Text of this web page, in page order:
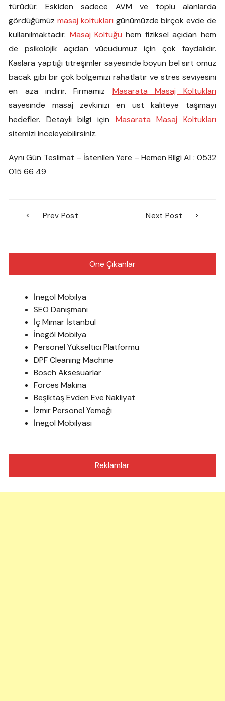
türüdür. Eskiden sadece AVM ve toplu alanlarda
gördüğümüz masaj koltukları günümüzde birçok evde de
kullanılmaktadır. Masaj Koltuğu hem fiziksel açıdan hem
de psikolojik açıdan vücudumuz için çok faydalıdır.
Kaslara yaptığı titreşimler sayesinde boyun bel sırt omuz
bacak gibi bir çok bölgemizi rahatlatır ve stres seviyesini
en aza indirir. Firmamız Masarata Masaj Koltukları
sayesinde masaj zevkinizi en üst kaliteye taşımayı
hedefler. Detaylı bilgi için Masarata Masaj Koltukları
sitemizi inceleyebilirsiniz.
Aynı Gün Teslimat – İstenilen Yere – Hemen Bilgi Al : 0532
015 66 49
gezinmesi
Prev Post Next Post
Öne Çıkanlar
İnegöl Mobilya
SEO Danışmanı
İç Mimar İstanbul
İnegöl Mobilya
Personel Yükseltici Platformu
DPF Cleaning Machine
Bosch Aksesuarlar
Forces Makina
Beşiktaş Evden Eve Nakliyat
İzmir Personel Yemeği
İnegöl Mobilyası
Reklamlar